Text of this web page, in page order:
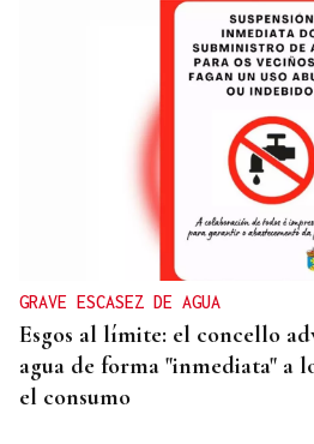
ÁLBUM DE FOTOS
Galería | Mario Ruiz-Tagle,
España, congrega a
el Foro La Región
GRAVE ESCASEZ DE AGUA
Esgos al límite: el concello
agua de forma "inmediata" a
el consumo